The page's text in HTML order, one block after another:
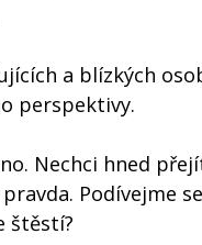
a blízkých
perspektivy.
Nechci hned
Podívejme
štěstí?